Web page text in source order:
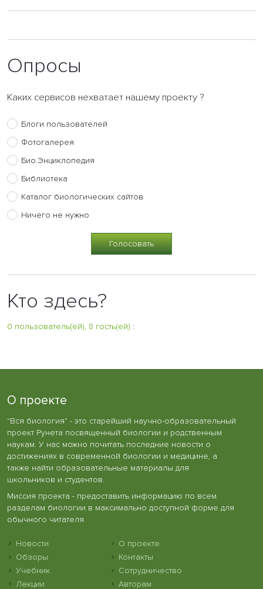
Опросы
Каких сервисов нехватает нашему проекту ?
Блоги пользователей
Фотогалерея
Био.Энциклопедия
Библиотека
Каталог биологических сайтов
Ничего не нужно
Кто здесь?
0 пользователь(ей), 8 гость(ей) :
О проекте
"Вся биология" - это старейший научно-образовательный
проект Рунета посвященный биологии и родственным
наукам. У нас можно почитать последние новости о
достижениях в современной биологии и медицине, а
также найти образовательные материалы для
школьников и студентов.
Миссия проекта - предоставить информацию по всем
разделам биологии в максимально доступной форме для
обычного читателя.
Новости
Обзоры
Учебник
Лекции
О проекте
Контакты
Сотрудничество
Авторам